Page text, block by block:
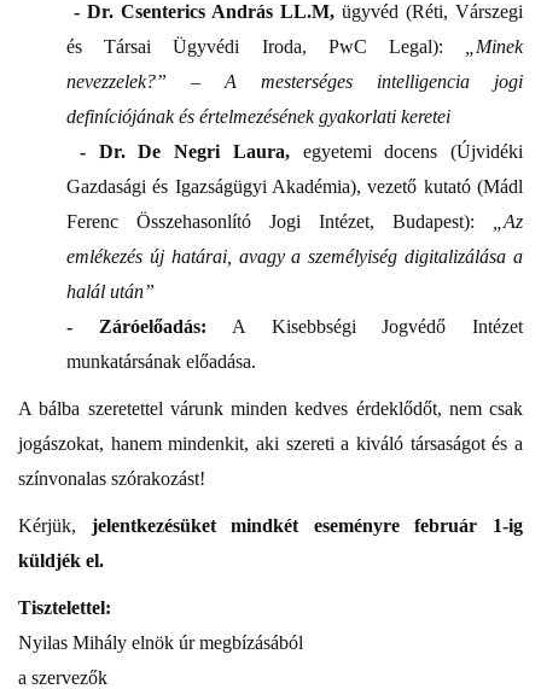
- Dr. Csenterics András LL.M, ügyvéd (Réti, Várszegi
és Társai Ügyvédi Iroda, PwC Legal):
„Minek
nevezzelek?” – A mesterséges intelligencia jogi
definíciójának és értelmezésének gyakorlati keretei
- Dr. De Negri Laura,egyetemi docens (Újvidéki
Gazdasági és Igazságügyi Akadémia), vezető kutató (Mádl
Ferenc Összehasonlító Jogi Intézet, Budapest):
„Az
emlékezés új határai, avagy a személyiség digitalizálása a
halál után”
- Záróelőadás: A Kisebbségi Jogvédő Intézet
munkatársának előadása.
A bálba szeretettel várunk minden kedves érdeklődőt, nem csak
jogászokat, hanem mindenkit, aki szereti a kiváló társaságot és a
színvonalas szórakozást!
Kérjük, jelentkezésüket mindkét eseményre február 1-ig
küldjék el.
Tisztelettel:
Nyilas Mihály elnök úr megbízásából
a szervezők